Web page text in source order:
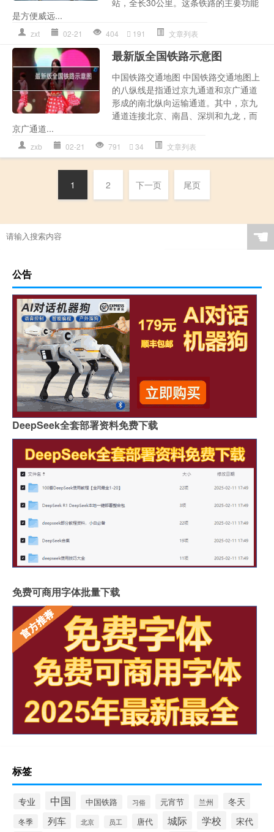
是方便威远...
zxt 02-21 404 191 文章列表
最新版全国铁路示意图
中国铁路交通地图 中国铁路交通地图上
的八纵线是指通过京九通道和京广通道
形成的南北纵向运输通道。其中，京九
通道连接北京、南昌、深圳和九龙，而
京广通道...
zxb 02-21 791 34 文章列表
1 2 下一页 尾页
☚
公告
DeepSeek全套部署资料免费下载
免费可商用字体批量下载
标签
专业 中国 中国铁路 习俗 元宵节 兰州 冬天
冬季 列车 北京 员工 唐代 城际 学校 宋代